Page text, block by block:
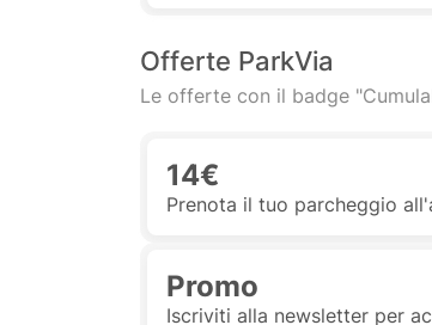
Offerte ParkVia
Le offerte con il badge
14€
Prenota il tuo parcheggio
Promo
Iscriviti alla newsletter per